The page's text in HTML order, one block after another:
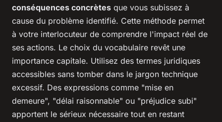
conséquences concrètes que vous subissez à
cause du problème identifié. Cette méthode permet
à votre interlocuteur de comprendre l'impact réel de
ses actions. Le choix du vocabulaire revêt une
importance capitale. Utilisez des termes juridiques
accessibles sans tomber dans le jargon technique
excessif. Des expressions comme "mise en
demeure", "délai raisonnable" ou "préjudice subi"
apportent le sérieux nécessaire tout en restant